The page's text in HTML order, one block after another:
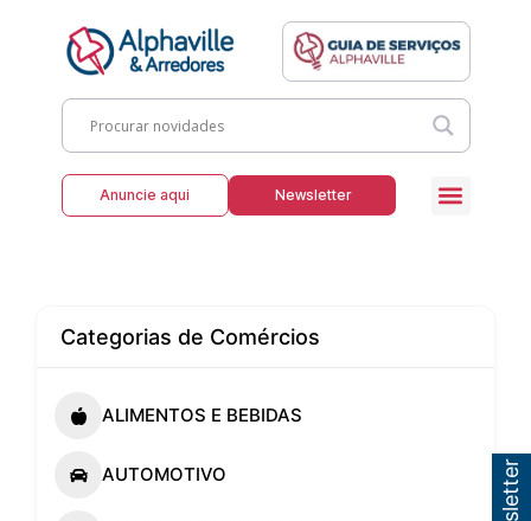
Anuncie aqui Newsletter
Categorias de Comércios
ALIMENTOS E BEBIDAS
AUTOMOTIVO